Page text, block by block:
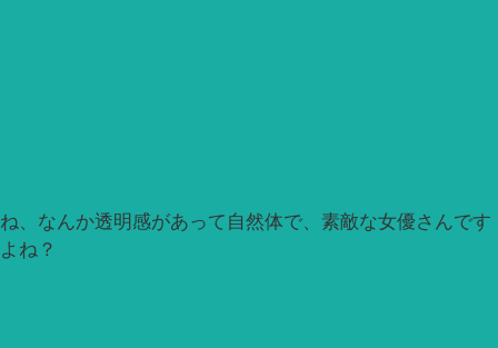
ね、なんか透明感があって自然体で、素敵な女優さんです
よね？